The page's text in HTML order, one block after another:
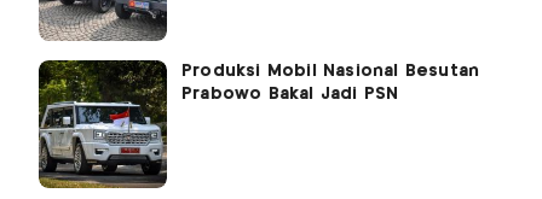
Produksi Mobil Nasional Besutan
Prabowo Bakal Jadi PSN